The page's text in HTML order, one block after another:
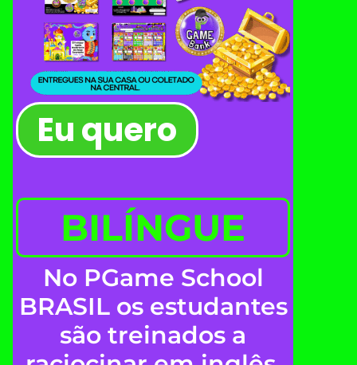
Eu quero
BILÍNGUE
No PGame School
BRASIL os estudantes
são treinados a